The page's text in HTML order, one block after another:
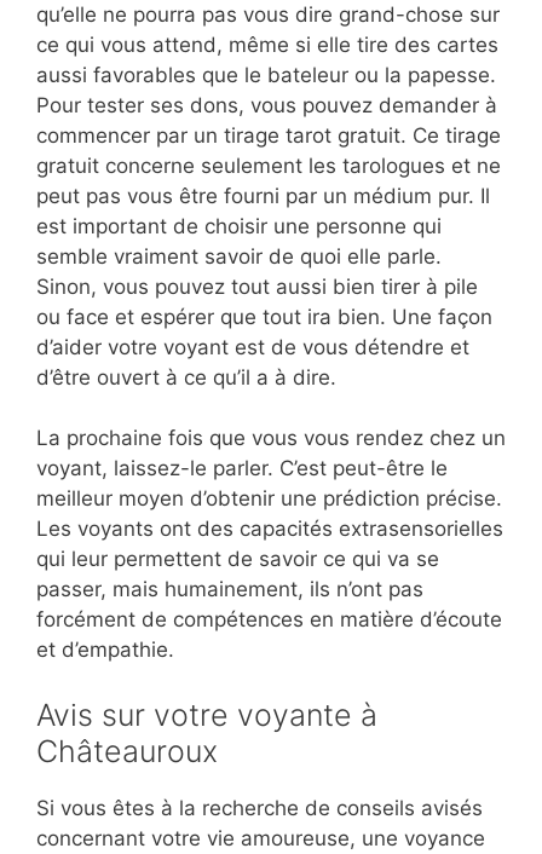
qu’elle ne pourra pas vous dire grand-chose sur
ce qui vous attend, même si elle tire des cartes
aussi favorables que le bateleur ou la papesse.
Pour tester ses dons, vous pouvez demander à
commencer par un tirage tarot gratuit. Ce tirage
gratuit concerne seulement les tarologues et ne
peut pas vous être fourni par un médium pur. Il
est important de choisir une personne qui
semble vraiment savoir de quoi elle parle.
Sinon, vous pouvez tout aussi bien tirer à pile
ou face et espérer que tout ira bien. Une façon
d’aider votre voyant est de vous détendre et
d’être ouvert à ce qu’il a à dire.
La prochaine fois que vous vous rendez chez un
voyant, laissez-le parler. C’est peut-être le
meilleur moyen d’obtenir une prédiction précise.
Les voyants ont des capacités extrasensorielles
qui leur permettent de savoir ce qui va se
passer, mais humainement, ils n’ont pas
forcément de compétences en matière d’écoute
et d’empathie.
Avis sur votre voyante à
Châteauroux
Si vous êtes à la recherche de conseils avisés
concernant votre vie amoureuse, une voyance